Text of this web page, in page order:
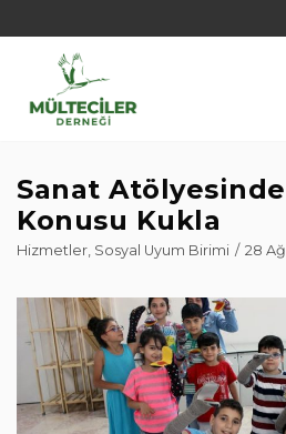
Sanat
Konusu Kukla
Hizmetler, Sosyal Uyum Birimi 28